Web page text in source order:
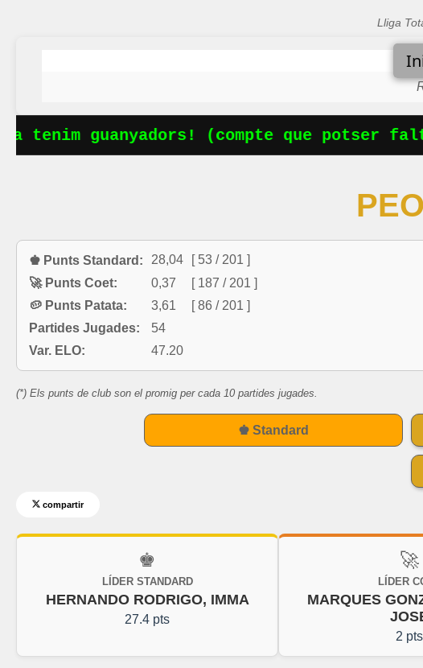
Lliga
tenim guanyadors! (compte que potser
♚ Punts Standard: 28,04
[ 53 / 201 ]
🚀 Punts Coet:
0,37
[ 187 / 201 ]
🥔 Punts Patata:
3,61
[ 86 / 201 ]
Partides Jugades:
54
Var. ELO:
47.20
(*) Els punts de club son el promig per cada 10 partides jugades.
♚ Standard
compartir
♚
LÍDER STANDARD
HERNANDO RODRIGO, IMMA
27.4 pts
🚀
LÍDER
MARQUES
2 pts